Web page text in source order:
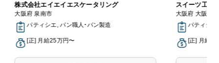
株式会社エイエイエスケータリング
大阪府 泉南市
パティシエ, パン職人・パン製造
[正] 月給25万円〜
スイーツ工房
大阪府 大阪市
パティシエ
[正] 月給